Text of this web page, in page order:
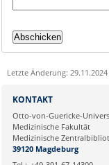
Letzte Änderung:
KONTAKT
Otto-von-Guericke-
Medizinische Fakultät
Medizinische
39120 Magdeburg